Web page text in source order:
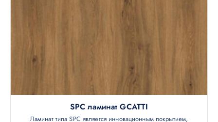
SPC ламинат GCATTI
Ламинат типа SPC является инновационным покрытием,